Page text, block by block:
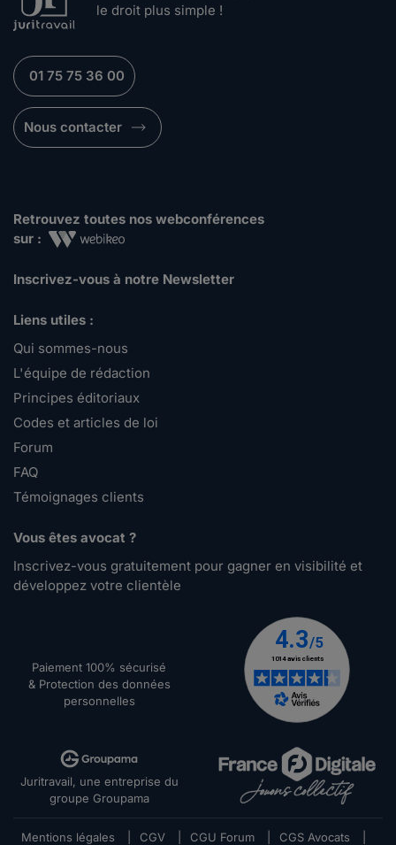
le droit plus simple !
01 75 75 36 00
Nous contacter
Retrouvez toutes nos webconférences
sur :
Inscrivez-vous à notre Newsletter
Liens utiles :
Qui sommes-nous
L'équipe de rédaction
Principes éditoriaux
Codes et articles de loi
Forum
FAQ
Témoignages clients
Vous êtes avocat ?
Inscrivez-vous gratuitement pour gagner en visibilité et
développez votre clientèle
Paiement 100% sécurisé
& Protection des données
personnelles
Juritravail, une entreprise du
groupe Groupama
Mentions légales CGV CGU Forum CGS Avocats